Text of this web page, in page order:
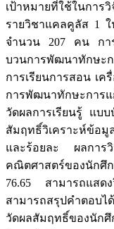
เป้าหมายที่ใช้ในกา
รายวิชาแคลคูลัส 1
จำนวน 207 คน การ
บวนการพัฒนาทักษะ
การเรียนการสอน เค
การพัฒนาทักษะกา
วัดผลการเรียนรู้ แบ
สัมฤทธิ์วิเคราะห์ข้อมู
และร้อยละ ผลการ
คณิตศาสตร์ของนัก
76.65 สามารถแสด
สามารถสรุปคำตอบไ
วัดผลสัมฤทธิ์ของนัก